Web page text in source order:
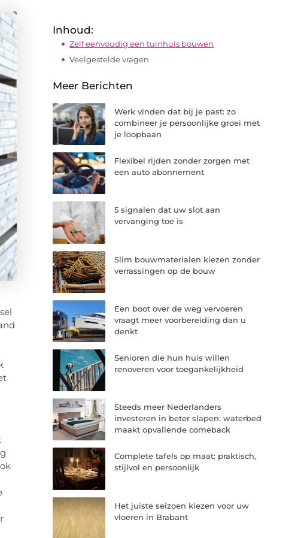
Inhoud:
Zelf eenvoudig een tuinhuis bouwen
Veelgestelde vragen
Meer Berichten
Werk vinden dat bij je past: zo
combineer je persoonlijke groei met
je loopbaan
Flexibel rijden zonder zorgen met
een auto abonnement
5 signalen dat uw slot aan
vervanging toe is
Slim bouwmaterialen kiezen zonder
verrassingen op de bouw
Een boot over de weg vervoeren
vraagt meer voorbereiding dan u
denkt
Senioren die hun huis willen
renoveren voor toegankelijkheid
Steeds meer Nederlanders
investeren in beter slapen: waterbed
maakt opvallende comeback
Complete tafels op maat: praktisch,
stijlvol en persoonlijk
Het juiste seizoen kiezen voor uw
vloeren in Brabant